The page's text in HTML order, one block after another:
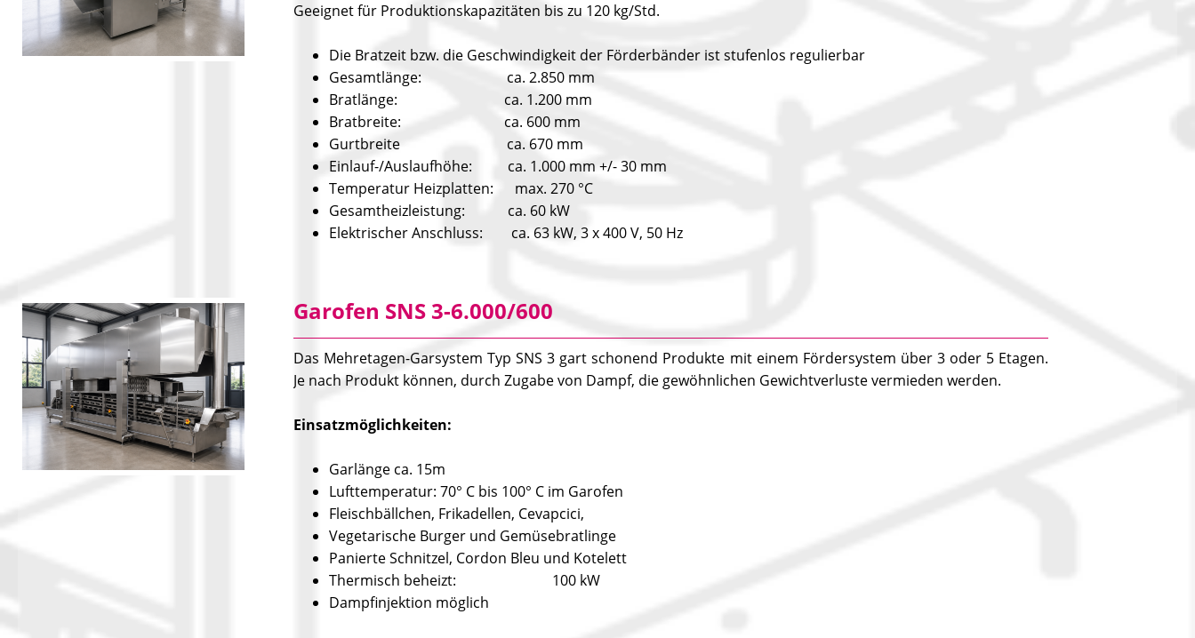
Geeignet für Produktionskapazitäten bis zu 120 kg/Std.
Die Bratzeit bzw. die Geschwindigkeit der Förderbänder ist stufenlos regulierbar
Gesamtlänge: ca. 2.850 mm
Bratlänge: ca. 1.200 mm
Bratbreite: ca. 600 mm
Gurtbreite ca. 670 mm
Einlauf-/Auslaufhöhe: ca. 1.000 mm +/- 30 mm
Temperatur Heizplatten: max. 270 °C
Gesamtheizleistung: ca. 60 kW
Elektrischer Anschluss: ca. 63 kW, 3 x 400 V, 50 Hz
Garofen SNS 3-6.000/600
Das Mehretagen-Garsystem Typ SNS 3 gart schonend Produkte mit einem Fördersystem über 3 oder 5 Etagen.
Je nach Produkt können, durch Zugabe von Dampf, die gewöhnlichen Gewichtverluste vermieden werden.
Einsatzmöglichkeiten:
Garlänge ca. 15m
Lufttemperatur: 70° C bis 100° C im Garofen
Fleischbällchen, Frikadellen, Cevapcici,
Vegetarische Burger und Gemüsebratlinge
Panierte Schnitzel, Cordon Bleu und Kotelett
Thermisch beheizt: 100 kW
Dampfinjektion möglich